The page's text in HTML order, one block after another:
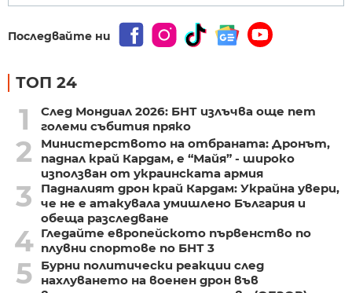
Последвайте ни
ТОП 24
1
След Мондиал 2026: БНТ излъчва още пет
големи събития пряко
2
Министерството на отбраната: Дронът,
паднал край Кардам, е “Майя” - широко
използван от украинската армия
3
Падналият дрон край Кардам: Украйна увери,
че не е атакувала умишлено България и
обеща разследване
4 Гледайте европейското първенство по
плувни спортове по БНТ 3
5
Бурни политически реакции след
нахлуването на военен дрон във